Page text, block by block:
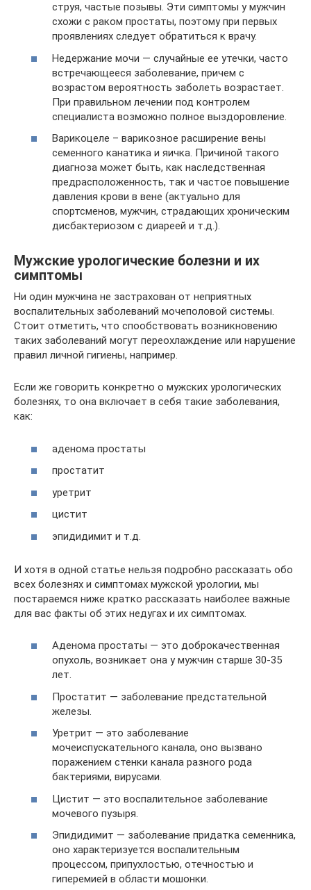
струя, частые позывы. Эти симптомы у мужчин
схожи с раком простаты, поэтому при первых
проявлениях следует обратиться к врачу.
Недержание мочи — случайные ее утечки, часто
встречающееся заболевание, причем с
возрастом вероятность заболеть возрастает.
При правильном лечении под контролем
специалиста возможно полное выздоровление.
Варикоцеле – варикозное расширение вены
семенного канатика и яичка. Причиной такого
диагноза может быть, как наследственная
предрасположенность, так и частое повышение
давления крови в вене (актуально для
спортсменов, мужчин, страдающих хроническим
дисбактериозом с диареей и т.д.).
Мужские урологические болезни и их
симптомы
Ни один мужчина не застрахован от неприятных
воспалительных заболеваний мочеполовой системы.
Стоит отметить, что спообствовать возникновению
таких заболеваний могут переохлаждение или нарушение
правил личной гигиены, например.
Если же говорить конкретно о мужских урологических
болезнях, то она включает в себя такие заболевания,
как:
аденома простаты
простатит
уретрит
цистит
эпидидимит и т.д.
И хотя в одной статье нельзя подробно рассказать обо
всех болезнях и симптомах мужской урологии, мы
постараемся ниже кратко рассказать наиболее важные
для вас факты об этих недугах и их симптомах.
Аденома простаты — это доброкачественная
опухоль, возникает она у мужчин старше 30-35
лет.
Простатит — заболевание предстательной
железы.
Уретрит — это заболевание
мочеиспускательного канала, оно вызвано
поражением стенки канала разного рода
бактериями, вирусами.
Цистит — это воспалительное заболевание
мочевого пузыря.
Эпидидимит — заболевание придатка семенника,
оно характеризуется воспалительным
процессом, припухлостью, отечностью и
гиперемией в области мошонки.